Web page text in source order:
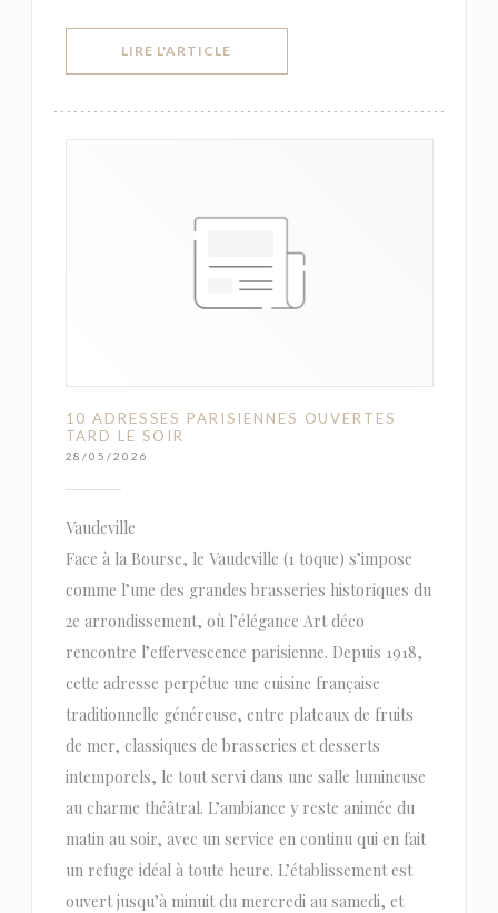
LIRE L'ARTICLE
10 ADRESSES PARISIENNES OUVERTES
TARD LE SOIR
28/05/2026
Vaudeville
Face à la Bourse, le Vaudeville (1 toque) s’impose
comme l’une des grandes brasseries historiques du
2e arrondissement, où l’élégance Art déco
rencontre l’effervescence parisienne. Depuis 1918,
cette adresse perpétue une cuisine française
traditionnelle généreuse, entre plateaux de fruits
de mer, classiques de brasseries et desserts
intemporels, le tout servi dans une salle lumineuse
au charme théâtral. L’ambiance y reste animée du
matin au soir, avec un service en continu qui en fait
un refuge idéal à toute heure. L’établissement est
ouvert jusqu’à minuit du mercredi au samedi, et